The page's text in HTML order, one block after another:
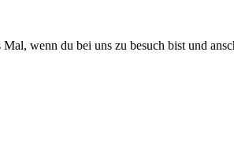
wenn du bei uns zu besuch bist und